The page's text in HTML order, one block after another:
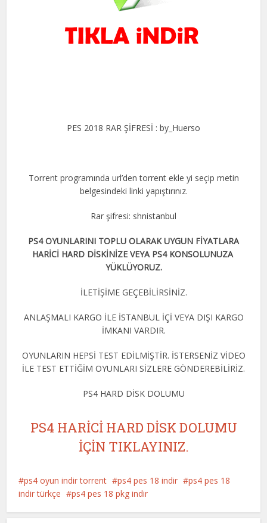
PES 2018 RAR ŞİFRESİ : by_Huerso​
Torrent programında url’den torrent ekle yi seçip metin
belgesindeki linki yapıştırınız.
Rar şifresi: shnistanbul
PS4 OYUNLARINI TOPLU OLARAK UYGUN FİYATLARA
HARİCİ HARD DİSKİNİZE VEYA PS4 KONSOLUNUZA
YÜKLÜYORUZ.
İLETİŞİME GEÇEBİLİRSİNİZ.
ANLAŞMALI KARGO İLE İSTANBUL İÇİ VEYA DIŞI KARGO
İMKANI VARDIR.
OYUNLARIN HEPSİ TEST EDİLMİŞTİR. İSTERSENİZ VİDEO
İLE TEST ETTİĞİM OYUNLARI SİZLERE GÖNDEREBİLİRİZ.
PS4 HARD DİSK DOLUMU
PS4 HARİCİ HARD DİSK DOLUMU
İÇİN TIKLAYINIZ.
ps4 oyun indir torrent ps4 pes 18 indir
ps4 pes 18
indir türkçe
ps4 pes 18 pkg indir